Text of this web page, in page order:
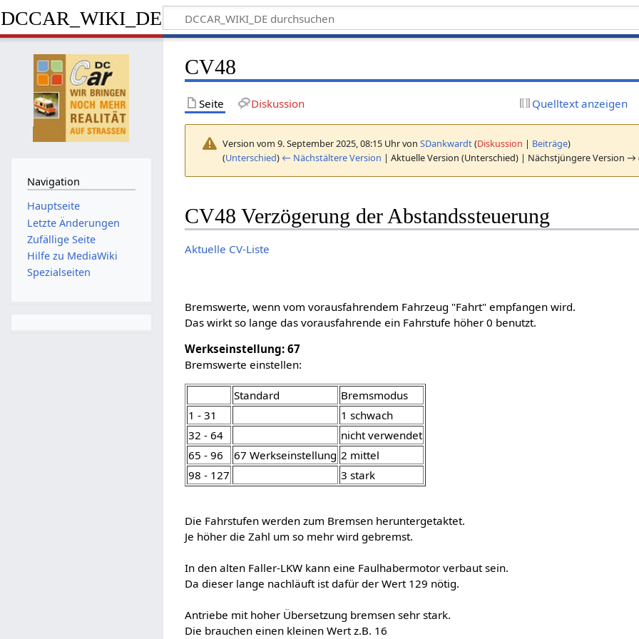
DCCAR_WIKI_DE
CV48
Seite Diskussion Quelltext anzeigen
Version vom 9. September 2025, 08:15 Uhr vonSDankwardt(Diskussion | Beiträge)
(Unterschied) ← Nächstältere Version | Aktuelle Version (Unterschied) | Nächstjüngere Version →
CV48 Verzögerung der Abstandssteuerung
Aktuelle CV-Liste
Bremswerte, wenn vom vorausfahrendem Fahrzeug "Fahrt" empfangen wird.
Das wirkt so lange das vorausfahrende ein Fahrstufe höher 0 benutzt.
Werkseinstellung: 67
Bremswerte einstellen:
Standard
Bremsmodus
1 - 31
1 schwach
32 - 64
nicht verwendet
65 - 96
67 Werkseinstellung 2 mittel
98 - 127
3 stark
Die Fahrstufen werden zum Bremsen heruntergetaktet.
Je höher die Zahl um so mehr wird gebremst.
In den alten Faller-LKW kann eine Faulhabermotor verbaut sein.
Da dieser lange nachläuft ist dafür der Wert 129 nötig.
Antriebe mit hoher Übersetzung bremsen sehr stark.
Die brauchen einen kleinen Wert z.B. 16
Navigation
Hauptseite
Letzte Änderungen
Zufällige Seite
Hilfe zu MediaWiki
Spezialseiten